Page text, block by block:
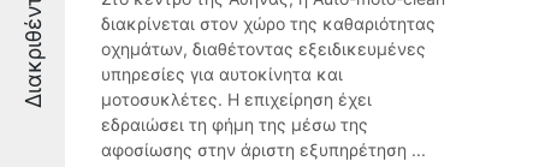
Διακριθέντες
διακρίνεται στον χώρο της καθαριότητας
οχημάτων, διαθέτοντας εξειδικευμένες
υπηρεσίες για αυτοκίνητα και
μοτοσυκλέτες. Η επιχείρηση έχει
εδραιώσει τη φήμη της μέσω της
αφοσίωσης στην άριστη εξυπηρέτηση ...